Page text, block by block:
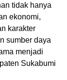
tidak hanya
ekonomi,
karakter
sumber daya
menjadi
Sukabumi